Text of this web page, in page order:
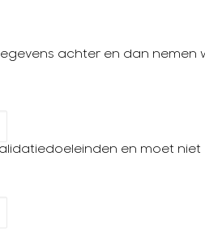
achter en dan nemen
en moet niet